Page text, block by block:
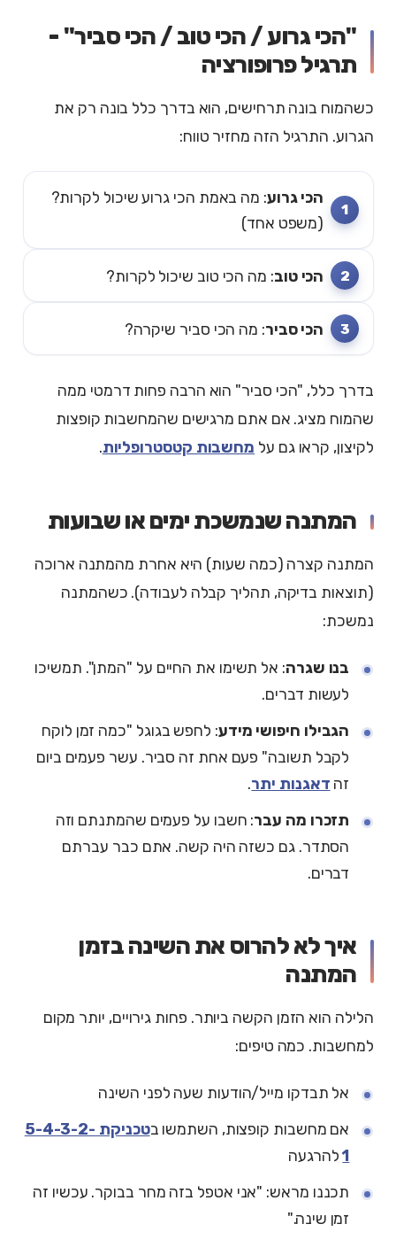
"הכי גרוע / הכי טוב / הכי סביר" -
תרגיל פרופורציה
כשהמוח בונה תרחישים, הוא בדרך כלל בונה רק את
הגרוע. התרגיל הזה מחזיר טווח:
הכי גרוע: מה באמת הכי גרוע שיכול לקרות?
(משפט אחד)
הכי טוב: מה הכי טוב שיכול לקרות?
הכי סביר: מה הכי סביר שיקרה?
בדרך כלל, "הכי סביר" הוא הרבה פחות דרמטי ממה
שהמוח מציג. אם אתם מרגישים שהמחשבות קופצות
לקיצון, קראו גם על מחשבות קטסטרופליות.
המתנה שנמשכת ימים או שבועות
המתנה קצרה (כמה שעות) היא אחרת מהמתנה ארוכה
(תוצאות בדיקה, תהליך קבלה לעבודה). כשהמתנה
נמשכת:
בנו שגרה: אל תשימו את החיים על "המתן". תמשיכו
לעשות דברים.
הגבילו חיפושי מידע: לחפש בגוגל "כמה זמן לוקח
לקבל תשובה" פעם אחת זה סביר. עשר פעמים ביום
זה דאגנות יתר.
תזכרו מה עבר: חשבו על פעמים שהמתנתם וזה
הסתדר. גם כשזה היה קשה. אתם כבר עברתם
דברים.
איך לא להרוס את השינה בזמן
המתנה
הלילה הוא הזמן הקשה ביותר. פחות גירויים, יותר מקום
למחשבות. כמה טיפים:
אל תבדקו מייל/הודעות שעה לפני השינה
אם מחשבות קופצות, השתמשו ב
טכניקת 5-4-3-2-
1להרגעה
תכננו מראש: "אני אטפל בזה מחר בבוקר. עכשיו זה
זמן שינה."